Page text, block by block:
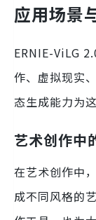
应用场景
ERNIE-ViLG
作、虚拟现实
态生成能力为
艺术创作中
在艺术创作中
成不同风格的